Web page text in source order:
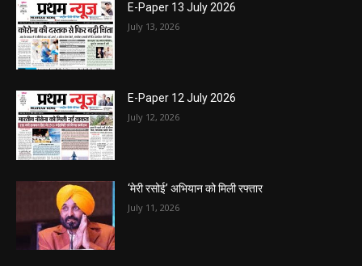
E-Paper 13 July 2026
July 13, 2026
E-Paper 12 July 2026
July 12, 2026
‘मेरी रसोई’ अभियान को मिली रफ्तार
July 11, 2026